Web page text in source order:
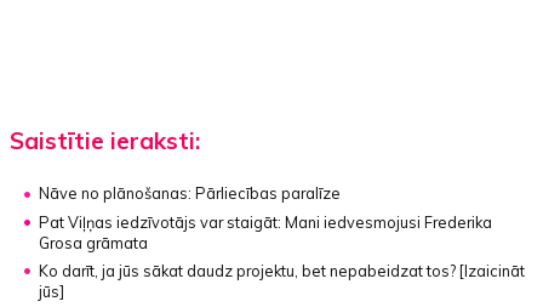
Saistītie ieraksti:
Nāve no plānošanas: Pārliecības paralīze
Pat Viļņas iedzīvotājs var staigāt: Mani iedvesmojusi Frederika
Grosa grāmata
Ko darīt, ja jūs sākat daudz projektu, bet nepabeidzat tos?[Izaicināt
jūs]